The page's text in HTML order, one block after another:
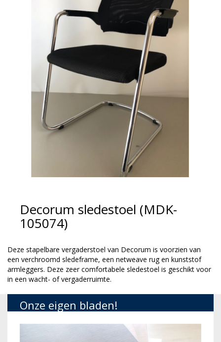
Decorum sledestoel (MDK-
105074)
Deze stapelbare vergaderstoel van Decorum is voorzien van
een verchroomd sledeframe, een netweave rug en kunststof
armleggers. Deze zeer comfortabele sledestoel is geschikt voor
in een wacht- of vergaderruimte.
Onze eigen bladen!